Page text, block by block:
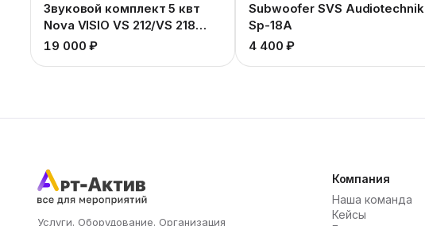
Звуковой комплект 5 квт
Nova VISIO VS 212/VS 218
SUB
19 000 ₽
Subwoofer SVS Audiotechnik
Sp-18A
4 400 ₽
Услуги. Оборудование. Организация
Компания
Наша команда
Кейсы